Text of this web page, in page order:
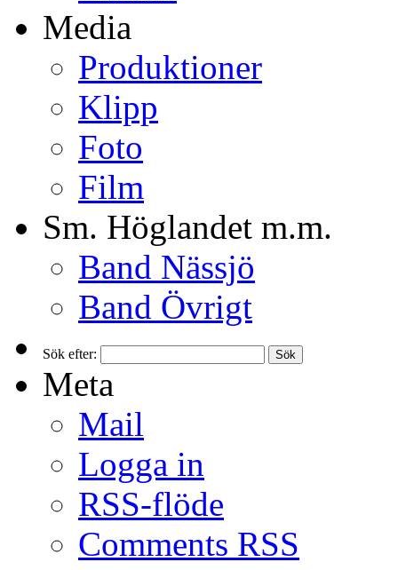
Media
Produktioner
Klipp
Foto
Film
Sm. Höglandet m.m.
Band Nässjö
Band Övrigt
Sök efter:
Meta
Mail
Logga in
RSS-flöde
Comments RSS